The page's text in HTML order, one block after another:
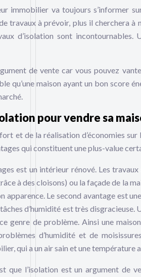
immobilier va toujours s’informer
travaux à prévoir, plus il cherchera à
d’isolation sont
de vente car vous pouvez
qu’une maison ayant un bon score
pour vendre sa
et de la réalisation d’économies sur
qui constituent une plus-value
est un intérieur rénové. Les
à des cloisons) ou la façade de la
apparence. Le second avantage est
d’humidité est très disgracieuse.
genre de problème. Ainsi une
d’humidité et de
qui a un air sain et une température
que l’isolation est un argument de